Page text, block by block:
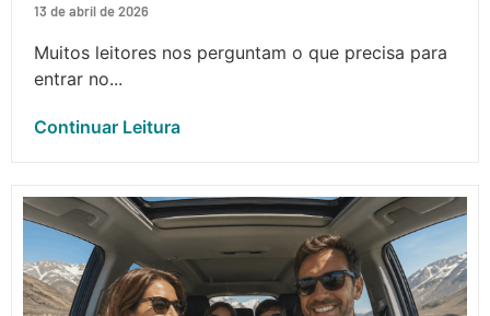
13 de abril de 2026
Muitos leitores nos perguntam o que precisa para
entrar no...
Continuar Leitura